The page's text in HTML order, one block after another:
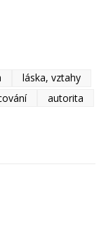
láska, vztahy
autorita